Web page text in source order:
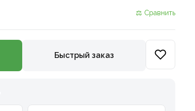
⚖ Сравнить
Быстрый заказ